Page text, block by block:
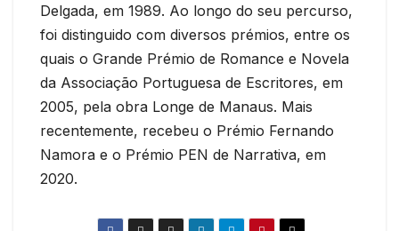
Delgada, em 1989. Ao longo do seu percurso,
foi distinguido com diversos prémios, entre os
quais o Grande Prémio de Romance e Novela
da Associação Portuguesa de Escritores, em
2005, pela obra Longe de Manaus. Mais
recentemente, recebeu o Prémio Fernando
Namora e o Prémio PEN de Narrativa, em
2020.